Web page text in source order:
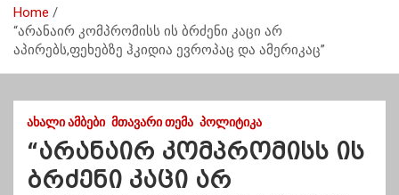
Home
“არანაირ კომპრომისს ის ბრძენი კაცი არ
აპირებს,ფეხებზე ჰკიდია ევროპაც და ამერიკაც”
ᲐᲮᲐᲚᲘ ᲐᲛᲑᲔᲑᲘ ᲛᲗᲐᲕᲐᲠᲘ ᲗᲔᲛᲐ ᲞᲝᲚᲘᲢᲘᲙᲐ
“არანაირ კომპრომისს ის
ბრძენი კაცი არ